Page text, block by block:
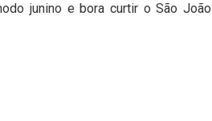
junino e bora curtir o São